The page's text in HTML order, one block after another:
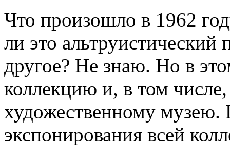
Что произошло в 1962
ли это альтруистический
другое? Не знаю. Но в
коллекцию и, в том
художественному музею.
экспонирования всей